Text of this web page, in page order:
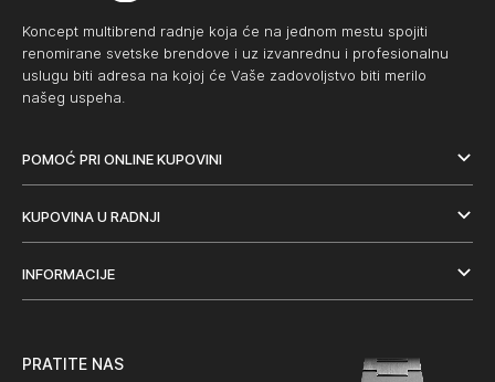
Koncept multibrend radnje koja će na jednom mestu spojiti
renomirane svetske brendove i uz izvanrednu i profesionalnu
uslugu biti adresa na kojoj će Vaše zadovoljstvo biti merilo
našeg uspeha.
POMOĆ PRI ONLINE KUPOVINI
KUPOVINA U RADNJI
INFORMACIJE
PRATITE NAS